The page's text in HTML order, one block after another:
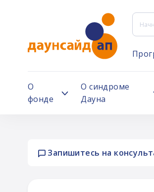
О
фонде
О синдроме
Дауна
Запишитесь на